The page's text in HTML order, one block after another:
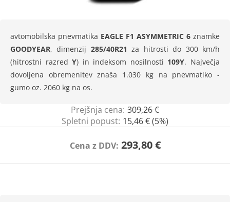
avtomobilska pnevmatika EAGLE F1 ASYMMETRIC 6 znamke
GOODYEAR, dimenzij 285/40R21 za hitrosti do 300 km/h
(hitrostni razredY) in indeksom nosilnosti 109Y. Največja
dovoljena obremenitev znaša 1.030 kg na pnevmatiko -
gumo oz. 2060 kg na os.
Prejšnja cena: 309,26 €
Spletni popust: 15,46 € (5%)
Cena z DDV: 293,80 €